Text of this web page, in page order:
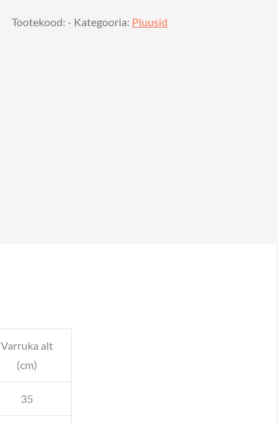
Tootekood: - Kategooria: Pluusid
Varruka alt
(cm)
35